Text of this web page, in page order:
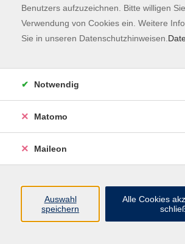
Benutzers aufzuzeichnen. Bitte willigen
Verwendung von Cookies ein. Weitere
Sie in unseren Datenschutzhinweisen.
Notwendig
Matomo
Maileon
Auswahl
speichern
Alle Cookies